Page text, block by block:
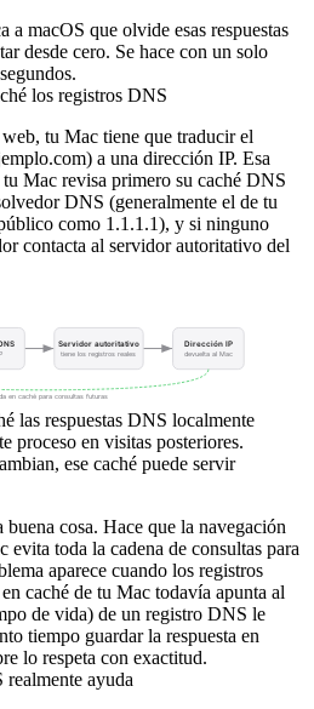
macOS que olvide esas respuestas
desde cero. Se hace con un solo
los registros DNS
tu Mac tiene que traducir el
) a una dirección IP. Esa
Mac revisa primero su caché DNS
DNS (generalmente el de tu
como 1.1.1.1), y si ninguno
contacta al servidor autoritativo del
Servidor autoritativo
tiene los registros reales
Dirección IP
devuelta al Mac
en caché para consultas futuras
las respuestas DNS localmente
proceso en visitas posteriores.
ese caché puede servir
cosa. Hace que la navegación
evita toda la cadena de consultas para
aparece cuando los registros
caché de tu Mac todavía apunta al
de vida) de un registro DNS le
tiempo guardar la respuesta en
lo respeta con exactitud.
ayuda